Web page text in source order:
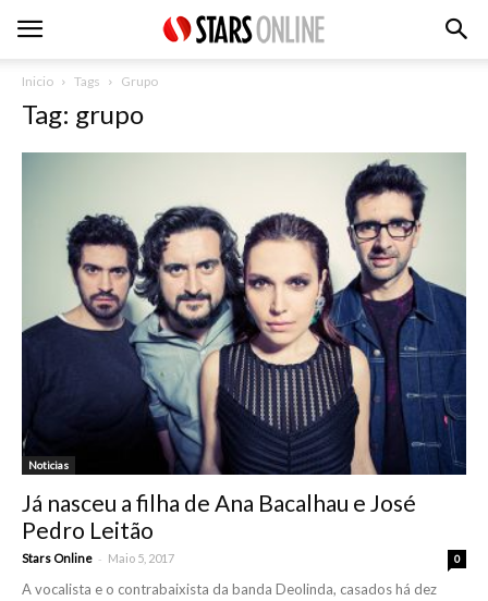
Inicio Tags Grupo
Tag: grupo
Noticias
Já nasceu a filha de Ana Bacalhau e José
Pedro Leitão
Stars Online - Maio 5, 2017 0
A vocalista e o contrabaixista da banda Deolinda, casados há dez